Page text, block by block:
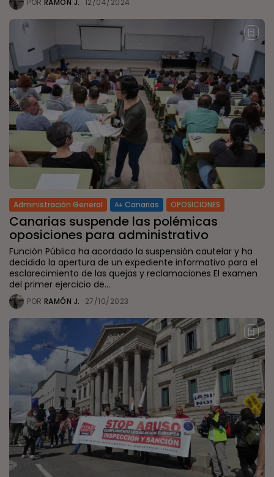
Administración General Canarias OPOSICIONES
Canarias suspende las polémicas
oposiciones para administrativo
Función Pública ha acordado la suspensión cautelar y ha
decidido la apertura de un expediente informativo para el
esclarecimiento de las quejas y reclamaciones El examen
del primer ejercicio de...
POR RAMÓN J. 27/10/2023